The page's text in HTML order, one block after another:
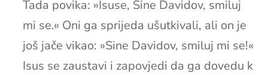
Tada povika: »Isuse, Sine Davidov, smiluj
mi se.« Oni ga sprijeda ušutkivali, ali on je
još jače vikao: »Sine Davidov, smiluj mi se!«
Isus se zaustavi i zapovjedi da ga dovedu k